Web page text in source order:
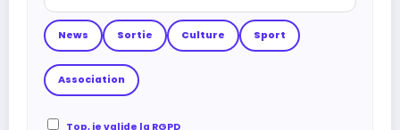
News Sortie Culture Sport
Association
Top, je valide la RGPD